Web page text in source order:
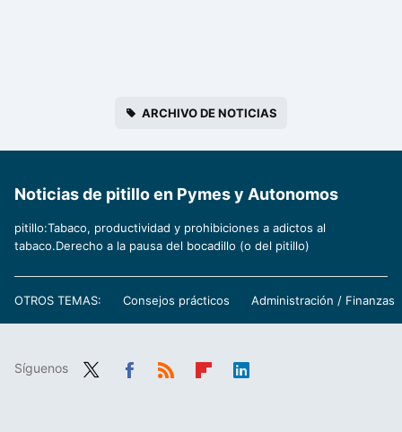
ARCHIVO DE NOTICIAS
Noticias de pitillo en Pymes y Autonomos
pitillo:Tabaco, productividad y prohibiciones a adictos al
tabaco.Derecho a la pausa del bocadillo (o del pitillo)
OTROS TEMAS: Consejos prácticos Administración / Finanzas
Síguenos